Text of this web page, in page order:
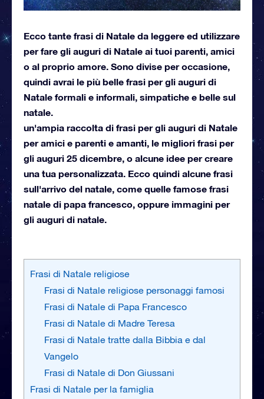
Ecco tante frasi di Natale da leggere ed utilizzare
per fare gli auguri di Natale ai tuoi parenti, amici
o al proprio amore. Sono divise per occasione,
quindi avrai le più belle frasi per gli auguri di
Natale formali e informali, simpatiche e belle sul
natale.
un'ampia raccolta di frasi per gli auguri di Natale
per amici e parenti e amanti, le migliori frasi per
gli auguri 25 dicembre, o alcune idee per creare
una tua personalizzata. Ecco quindi alcune frasi
sull'arrivo del natale, come quelle famose frasi
natale di papa francesco, oppure immagini per
gli auguri di natale.
Frasi di Natale religiose
Frasi di Natale religiose personaggi famosi
Frasi di Natale di Papa Francesco
Frasi di Natale di Madre Teresa
Frasi di Natale tratte dalla Bibbia e dal
Vangelo
Frasi di Natale di Don Giussani
Frasi di Natale per la famiglia